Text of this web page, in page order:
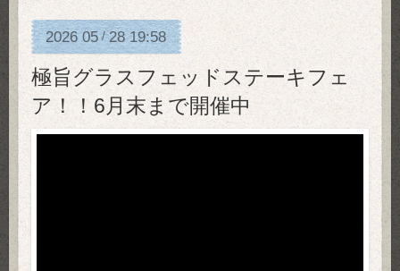
2026 05/28 19:58
極旨グラスフェッドステーキフェ
ア！！6月末まで開催中